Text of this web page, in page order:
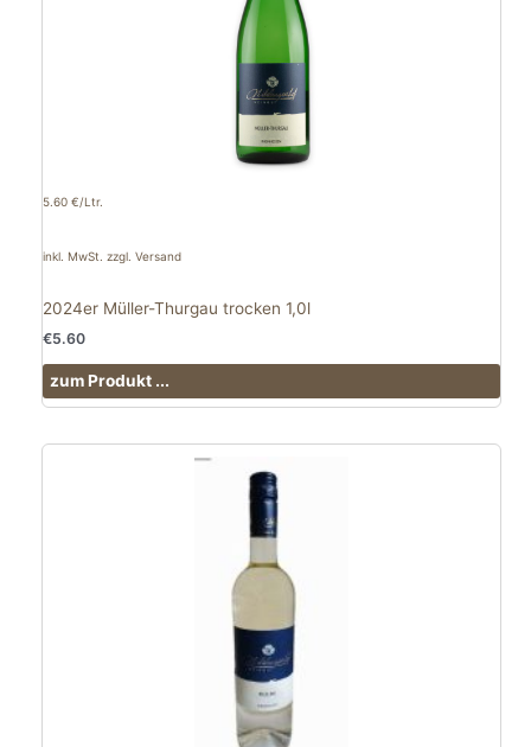
5.60 €/Ltr.
inkl. MwSt. zzgl. Versand
2024er Müller-Thurgau trocken 1,0l
€5.60
zum Produkt ...